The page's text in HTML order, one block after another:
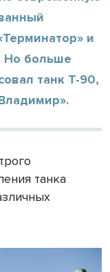
и
Но больше
танк Т-90,
танка